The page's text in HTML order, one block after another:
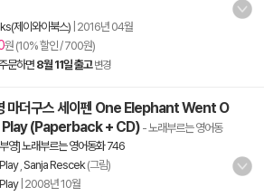
제이와이북스) 2016년 04월
원 (10% 할인 / 700원)
문하면 8월 11일 출고 변경
마더구스 세이펜 One Elephant Went O
(Paperback + CD)- 노래부르는 영어동
영] 노래부르는 영어동화 746
, Sanja Rescek(그림)
| 2008년 10월